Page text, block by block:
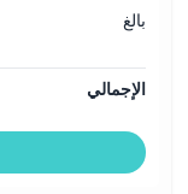
بالغ
الإجمالي